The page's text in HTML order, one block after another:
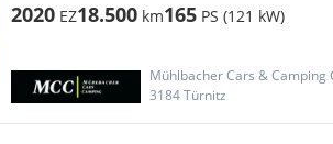
2020 EZ18.500 km165 PS (121 kW)
3184 Türnitz